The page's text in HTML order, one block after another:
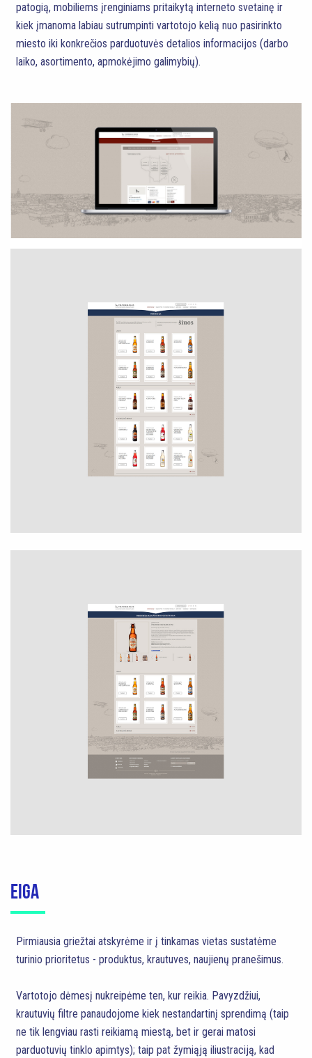
patogią, mobiliems įrenginiams pritaikytą interneto svetainę ir
kiek įmanoma labiau sutrumpinti vartotojo kelią nuo pasirinkto
miesto iki konkrečios parduotuvės detalios informacijos (darbo
laiko, asortimento, apmokėjimo galimybių).
EIGA
Pirmiausia griežtai atskyrėme ir į tinkamas vietas sustatėme
turinio prioritetus - produktus, krautuves, naujienų pranešimus.
Vartotojo dėmesį nukreipėme ten, kur reikia. Pavyzdžiui,
krautuvių filtre panaudojome kiek nestandartinį sprendimą (taip
ne tik lengviau rasti reikiamą miestą, bet ir gerai matosi
parduotuvių tinklo apimtys); taip pat žymiąją iliustraciją, kad